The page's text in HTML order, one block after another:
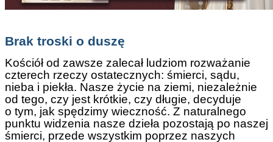
Brak troski o duszę
Kościół od zawsze zalecał ludziom rozważanie
czterech rzeczy ostatecznych: śmierci, sądu,
nieba i piekła. Nasze życie na ziemi, niezależnie
od tego, czy jest krótkie, czy długie, decyduje
o tym, jak spędzimy wieczność. Z naturalnego
punktu widzenia nasze dzieła pozostają po naszej
śmierci, przede wszystkim poprzez naszych